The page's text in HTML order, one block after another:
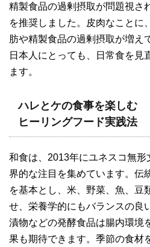
精製食品の過剰摂取が問題視さ
を推奨しました。皮肉なことに
肪や精製食品の過剰摂取が増え
日本人にとっても、日常食を見
ます。
ハレとケの食事を楽しむ
ヒーリングフード実践法
和食は、2013年にユネスコ無
界的な注目を集めています。伝
を基本とし、米、野菜、魚、豆
せ、栄養学的にもバランスの良
漬物などの発酵食品は腸内環境
果も期待できます。季節の食材